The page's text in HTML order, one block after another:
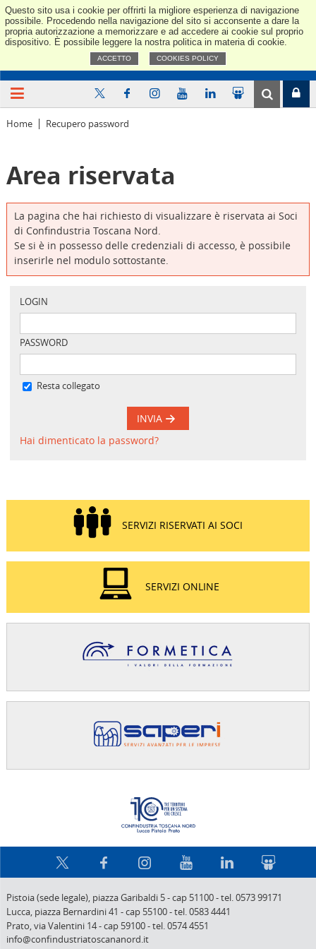
Questo sito usa i cookie per offrirti la migliore esperienza di navigazione
possibile. Procedendo nella navigazione del sito si acconsente a dare la
propria autorizzazione a memorizzare e ad accedere ai cookie sul proprio
dispositivo. È possibile leggere la nostra politica in materia di cookie.
ACCETTO COOKIES POLICY
Home Recupero password
Area riservata
La pagina che hai richiesto di visualizzare è riservata ai Soci
di Confindustria Toscana Nord.
Se si è in possesso delle credenziali di accesso, è possibile
inserirle nel modulo sottostante.
LOGIN
PASSWORD
Resta collegato
INVIA
Hai dimenticato la password?
SERVIZI RISERVATI AI SOCI
SERVIZI ONLINE
Pistoia (sede legale), piazza Garibaldi 5-cap 51100-tel. 0573 99171
Lucca, piazza Bernardini 41 -cap 55100-tel. 0583 4441
Prato,via Valentini 14-cap 59100-tel. 0574 4551
info@confindustriatoscananord.it